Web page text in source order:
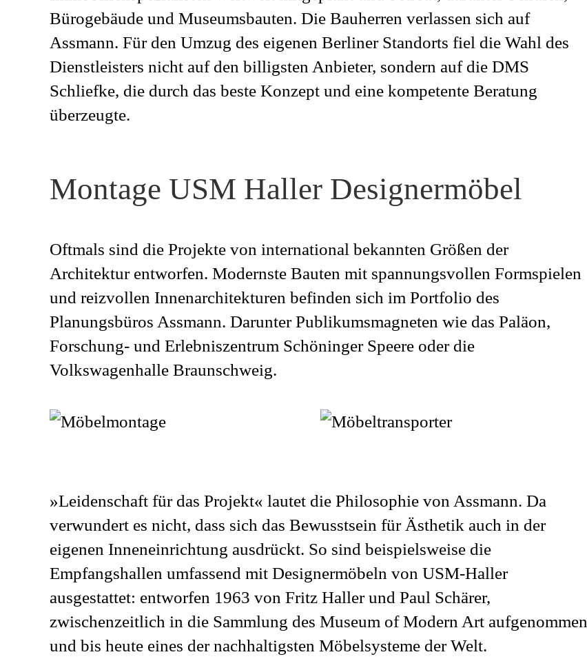
Bürogebäude und Museumsbauten. Die Bauherren verlassen sich auf
Assmann. Für den Umzug des eigenen Berliner Standorts fiel die Wahl des
Dienstleisters nicht auf den billigsten Anbieter, sondern auf die DMS
Schliefke, die durch das beste Konzept und eine kompetente Beratung
überzeugte.
Montage USM Haller Designermöbel
Oftmals sind die Projekte von international bekannten Größen der
Architektur entworfen. Modernste Bauten mit spannungsvollen Formspielen
und reizvollen Innenarchitekturen befinden sich im Portfolio des
Planungsbüros Assmann. Darunter Publikumsmagneten wie das Paläon,
Forschung- und Erlebniszentrum Schöninger Speere oder die
Volkswagenhalle Braunschweig.
»Leidenschaft für das Projekt« lautet die Philosophie von Assmann. Da
verwundert es nicht, dass sich das Bewusstsein für Ästhetik auch in der
eigenen Inneneinrichtung ausdrückt. So sind beispielsweise die
Empfangshallen umfassend mit Designermöbeln von USM-Haller
ausgestattet: entworfen 1963 von Fritz Haller und Paul Schärer,
zwischenzeitlich in die Sammlung des Museum of Modern Art aufgenommen
und bis heute eines der nachhaltigsten Möbelsysteme der Welt.